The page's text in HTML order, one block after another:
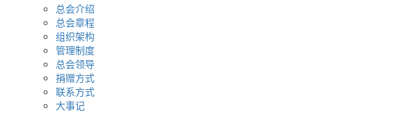
总会介绍
总会章程
组织架构
管理制度
总会领导
捐赠方式
联系方式
大事记